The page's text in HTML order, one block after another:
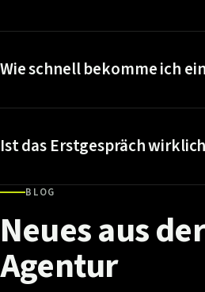
Wie schnell bekomme ich
Ist das Erstgespräch
BLOG
Neuesausder
Agentur